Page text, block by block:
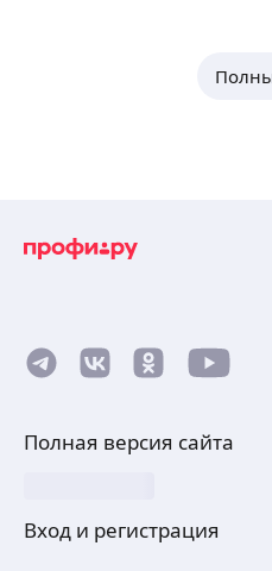
Полная версия сайта
Вход и регистрация